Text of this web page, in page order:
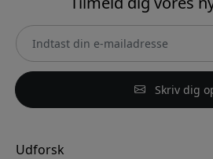
Skriv dig
Udforsk